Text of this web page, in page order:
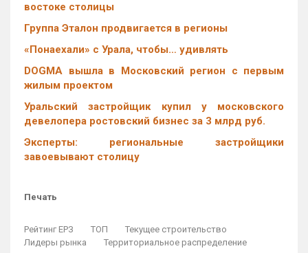
востоке столицы
Группа Эталон продвигается в регионы
«Понаехали» с Урала, чтобы… удивлять
DOGMA вышла в Московский регион с первым
жилым проектом
Уральский застройщик купил у московского
девелопера ростовский бизнес за 3 млрд руб.
Эксперты: региональные застройщики
завоевывают столицу
Печать
Рейтинг ЕРЗ ТОП
Текущее строительство
Лидеры рынка
Территориальное распределение